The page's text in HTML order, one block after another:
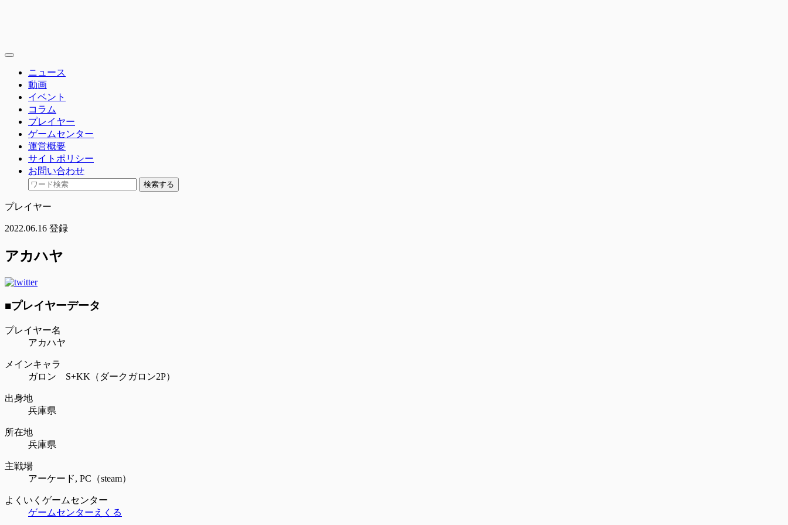
toggle
ニュース
動画
イベント
コラム
プレイヤー
ゲームセンター
運営概要
サイトポリシー
お問い合わせ
検索する
プレイヤー
2022.06.16 登録
アカハヤ
■プレイヤーデータ
プレイヤー名
アカハヤ
メインキャラ
ガロン S+KK（ダークガロン2P）
出身地
兵庫県
所在地
兵庫県
主戦場
アーケード, PC（steam）
よくいくゲームセンター
ゲームセンターえくる